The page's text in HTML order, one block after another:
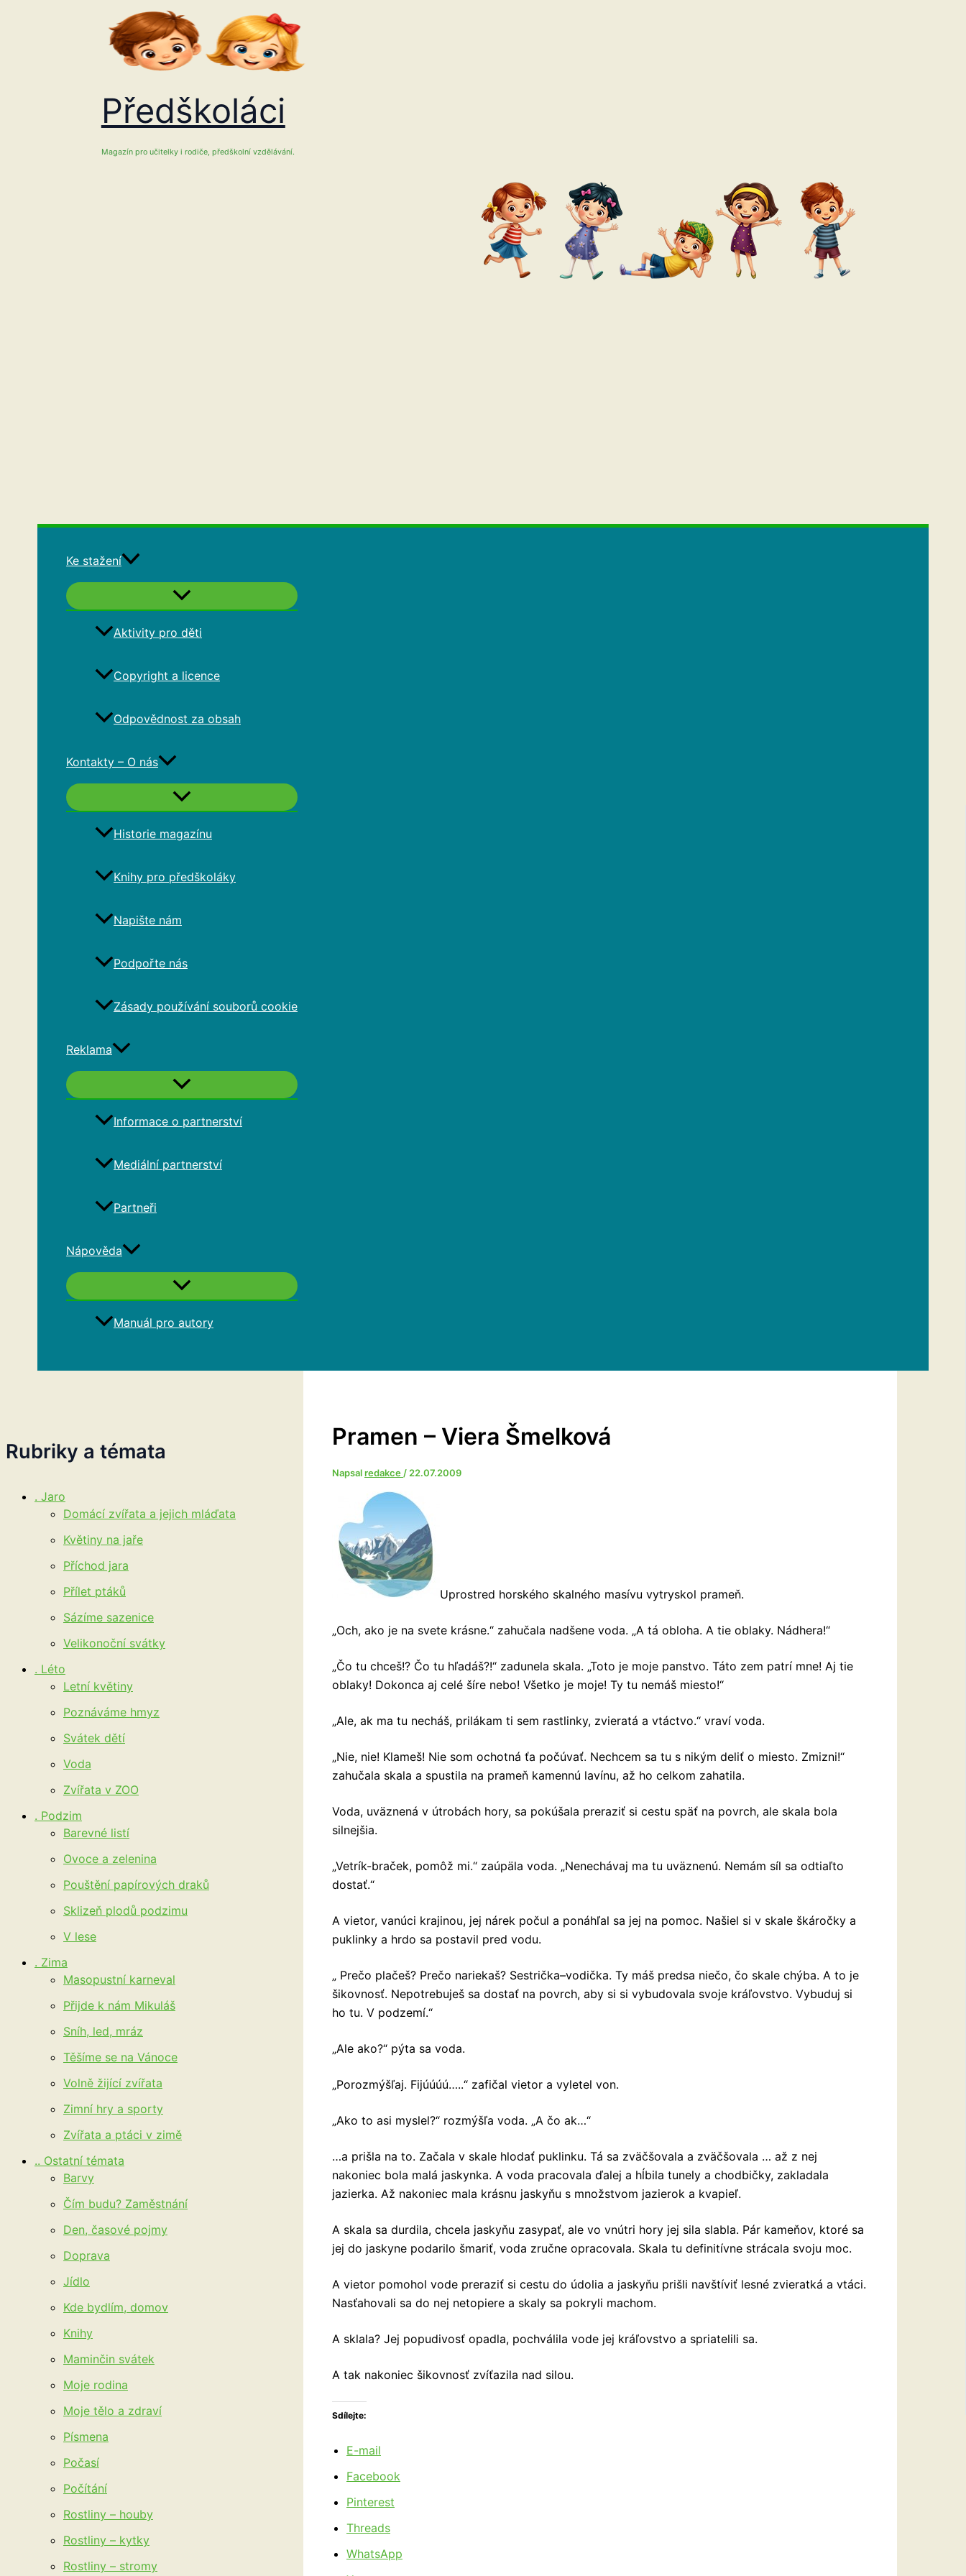
Předškoláci
Magazín pro učitelky i rodiče, předškolní vzdělávání.
Ke stažení
Aktivity pro děti
Copyright a licence
Odpovědnost za obsah
Kontakty – O nás
Historie magazínu
Knihy pro předškoláky
Napište nám
Podpořte nás
Zásady používání souborů cookie
Reklama
Informace o partnerství
Mediální partnerství
Partneři
Nápověda
Manuál pro autory
Rubriky a témata
. Jaro
Domácí zvířata a jejich mláďata
Květiny na jaře
Příchod jara
Přílet ptáků
Sázíme sazenice
Velikonoční svátky
. Léto
Letní květiny
Poznáváme hmyz
Svátek dětí
Voda
Zvířata v ZOO
. Podzim
Barevné listí
Ovoce a zelenina
Pouštění papírových draků
Sklizeň plodů podzimu
V lese
. Zima
Masopustní karneval
Přijde k nám Mikuláš
Sníh, led, mráz
Těšíme se na Vánoce
Volně žijící zvířata
Zimní hry a sporty
Zvířata a ptáci v zimě
.. Ostatní témata
Barvy
Čím budu? Zaměstnání
Den, časové pojmy
Doprava
Jídlo
Kde bydlím, domov
Knihy
Maminčin svátek
Moje rodina
Moje tělo a zdraví
Písmena
Počasí
Počítání
Rostliny – houby
Rostliny – kytky
Rostliny – stromy
Pramen – Viera Šmelková
Napsalredakce / 22.07.2009
Uprostred horského skalného masívu vytryskol prameň.
„Och, ako je na svete krásne.“ zahučala nadšene voda. „A tá obloha. A tie oblaky. Nádhera!“
„Čo tu chceš!? Čo tu hľadáš?!“ zadunela skala. „Toto je moje panstvo. Táto zem patrí mne! Aj tie
oblaky! Dokonca aj celé šíre nebo! Všetko je moje! Ty tu nemáš miesto!“
„Ale, ak ma tu necháš, prilákam ti sem rastlinky, zvieratá a vtáctvo.“ vraví voda.
„Nie, nie! Klameš! Nie som ochotná ťa počúvať. Nechcem sa tu s nikým deliť o miesto. Zmizni!“
zahučala skala a spustila na prameň kamennú lavínu, až ho celkom zahatila.
Voda, uväznená v útrobách hory, sa pokúšala preraziť si cestu späť na povrch, ale skala bola
silnejšia.
„Vetrík-braček, pomôž mi.“ zaúpäla voda. „Nenechávaj ma tu uväznenú. Nemám síl sa odtiaľto
dostať.“
A vietor, vanúci krajinou, jej nárek počul a ponáhľal sa jej na pomoc. Našiel si v skale škáročky a
puklinky a hrdo sa postavil pred vodu.
„ Prečo plačeš? Prečo nariekaš? Sestrička–vodička. Ty máš predsa niečo, čo skale chýba. A to je
šikovnosť. Nepotrebuješ sa dostať na povrch, aby si si vybudovala svoje kráľovstvo. Vybuduj si
ho tu. V podzemí.“
„Ale ako?“ pýta sa voda.
„Porozmýšľaj. Fijúúúú…..“ zafičal vietor a vyletel von.
„Ako to asi myslel?“ rozmýšľa voda. „A čo ak…“
…a prišla na to. Začala v skale hlodať puklinku. Tá sa zväčšovala a zväčšovala … až z nej
nakoniec bola malá jaskynka. A voda pracovala ďalej a hĺbila tunely a chodbičky, zakladala
jazierka. Až nakoniec mala krásnu jaskyňu s množstvom jazierok a kvapieľ.
A skala sa durdila, chcela jaskyňu zasypať, ale vo vnútri hory jej sila slabla. Pár kameňov, ktoré sa
jej do jaskyne podarilo šmariť, voda zručne opracovala. Skala tu definitívne strácala svoju moc.
A vietor pomohol vode preraziť si cestu do údolia a jaskyňu prišli navštíviť lesné zvieratká a vtáci.
Nasťahovali sa do nej netopiere a skaly sa pokryli machom.
A sklala? Jej popudivosť opadla, pochválila vode jej kráľovstvo a spriatelili sa.
A tak nakoniec šikovnosť zvíťazila nad silou.
Sdílejte:
E-mail
Facebook
Pinterest
Threads
WhatsApp